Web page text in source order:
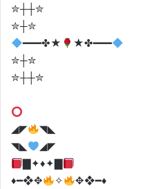
✮┼┼✮
✮┼✮
━━━✤★
★✤━━━
✮┼✮
✮┼┼✮
◢◤
◥◣
◥◣
◢◤
▇✦♦️✦▇
♦️━❖✥ ✧ ✥❖━♦️